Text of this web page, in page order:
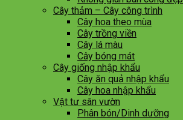
Cây thảm – Cây công trình
Cây hoa theo mùa
Cây trồng viền
Cây lá màu
Cây bóng mát
Cây giống nhập khẩu
Cây ăn quả nhập khẩu
Cây hoa nhập khẩu
Vật tư sân vườn
Phân bón/Dinh dưỡng